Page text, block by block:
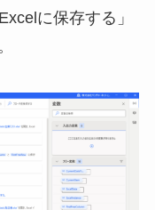
に保存する」